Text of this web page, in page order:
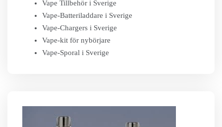
Vape Tillbehör i Sverige
Vape-Batteriladdare i Sverige
Vape-Chargers i Sverige
Vape-kit för nybörjare
Vape-Sporal i Sverige